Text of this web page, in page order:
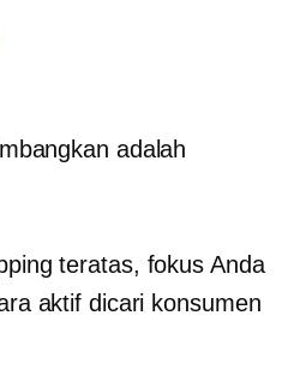
adalah
teratas, fokus Anda
aktif dicari konsumen